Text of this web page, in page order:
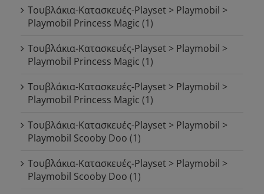
Τουβλάκια-Κατασκευές-Playset > Playmobil >
Playmobil Princess Magic (1)
Τουβλάκια-Κατασκευές-Playset > Playmobil >
Playmobil Princess Magic (1)
Τουβλάκια-Κατασκευές-Playset > Playmobil >
Playmobil Princess Magic (1)
Τουβλάκια-Κατασκευές-Playset > Playmobil >
Playmobil Scooby Doo (1)
Τουβλάκια-Κατασκευές-Playset > Playmobil >
Playmobil Scooby Doo (1)